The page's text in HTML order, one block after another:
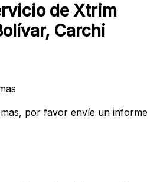
de Xtrim
Carchi
por favor envíe un informe